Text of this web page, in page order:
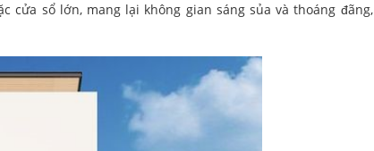
sổ lớn, mang lại không gian sáng sủa và thoáng đãng,